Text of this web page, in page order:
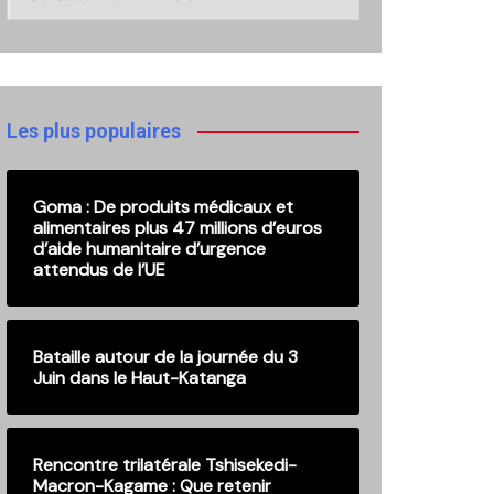
anciennes
publications
Les plus populaires
Goma : De produits médicaux et
alimentaires plus 47 millions d’euros
d’aide humanitaire d’urgence
attendus de l’UE
Bataille autour de la journée du 3
Juin dans le Haut-Katanga
Rencontre trilatérale Tshisekedi-
Macron-Kagame : Que retenir